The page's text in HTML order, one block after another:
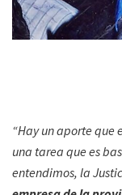
“Hay un aporte que
una tarea que es
entendimos, la